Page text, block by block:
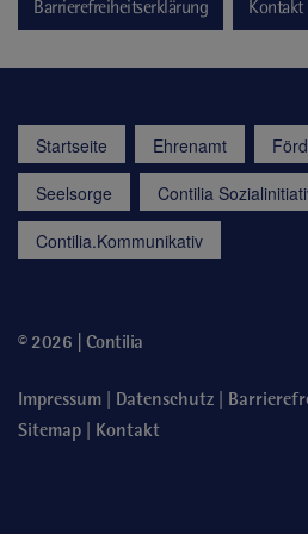
Barrierefreiheitserklärung Kontakt
Startseite Ehrenamt
Seelsorge
Contilia
Contilia.Kommunikativ
© 2026 | Contilia
Impressum | Datenschutz |
Sitemap | Kontakt